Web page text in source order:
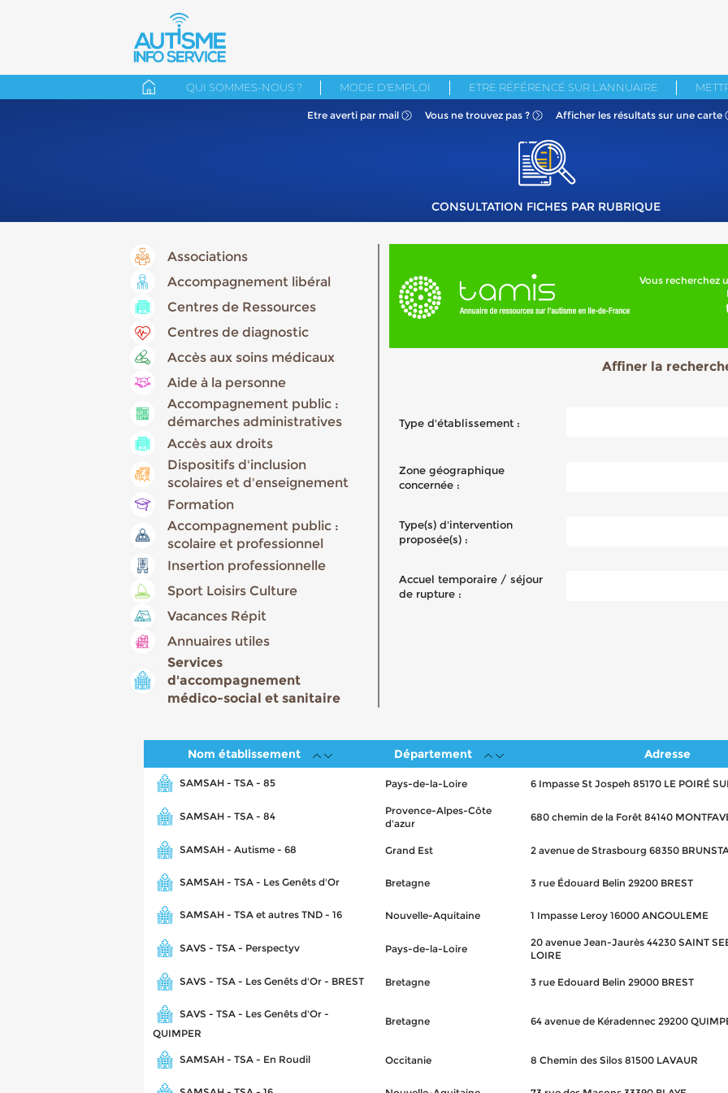
QUI SOMMES-NOUS ? MODE D'EMPLOI ETRE RÉFÉRENCÉ SUR L'ANNUAIRE
Etre averti par mail Vous ne trouvez pas ? Afficher les résultats sur une carte
CONSULTATION FICHES PAR RUBRIQUE
Associations
Accompagnement libéral
Centres de Ressources
Centres de diagnostic
Accès aux soins médicaux
Aide à la personne
Accompagnement public :
démarches administratives
Accès aux droits
Dispositifs d'inclusion
scolaires et d'enseignement
Formation
Accompagnement public :
scolaire et professionnel
Insertion professionnelle
Sport Loisirs Culture
Vacances Répit
Annuaires utiles
Services
d'accompagnement
médico-social et sanitaire
Vous recherchez
Affiner la
Type d'établissement :
Zone géographique
concernée :
Type(s) d'intervention
proposée(s) :
Accuel temporaire / séjour
de rupture :
Nom établissement Département Adresse
SAMSAH - TSA - 85 Pays-de-la-Loire 6 Impasse St Jospeh 85170 LE POIRÉ
SAMSAH - TSA - 84
Provence-Alpes-Côte
d'azur
680 chemin de la Forêt 84140
SAMSAH - Autisme - 68 Grand Est 2 avenue de Strasbourg 68350
SAMSAH - TSA - Les Genêts d'Or Bretagne 3 rue Édouard Belin 29200 BREST
SAMSAH - TSA et autres TND - 16 Nouvelle-Aquitaine 1 Impasse Leroy 16000 ANGOULEME
SAVS - TSA - Perspectyv Pays-de-la-Loire
20 avenue Jean-Jaurès 44230 SAINT
LOIRE
SAVS - TSA - Les Genêts d'Or - BREST Bretagne 3 rue Edouard Belin 29000 BREST
SAVS - TSA - Les Genêts d'Or -
QUIMPER
Bretagne 64 avenue de Kéradennec 29200
SAMSAH - TSA - En Roudil Occitanie 8 Chemin des Silos 81500 LAVAUR